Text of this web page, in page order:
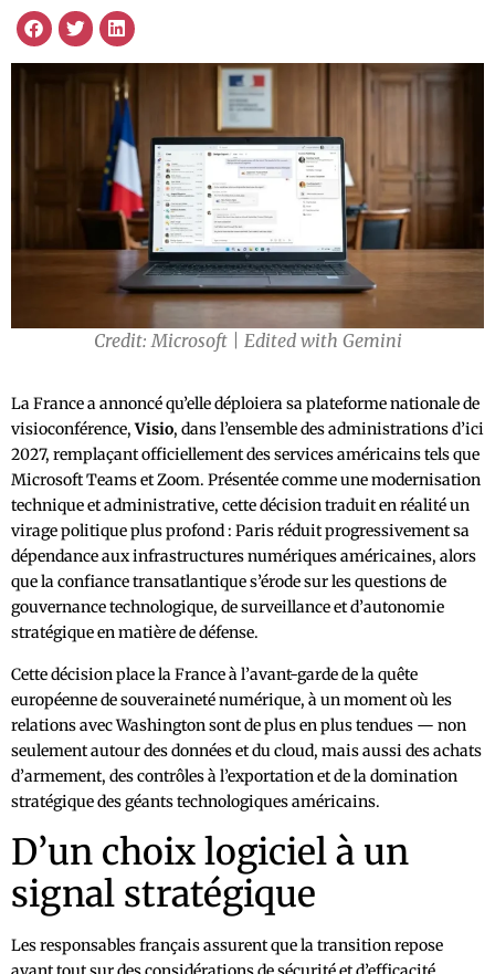
Credit: Microsoft | Edited with Gemini
La France a annoncé qu’elle déploiera sa plateforme nationale de
visioconférence,Visio, dans l’ensemble des administrations d’ici
2027, remplaçant officiellement des services américains tels que
Microsoft Teams et Zoom. Présentée comme une modernisation
technique et administrative, cette décision traduit en réalité un
virage politique plus profond : Paris réduit progressivement sa
dépendance aux infrastructures numériques américaines, alors
que la confiance transatlantique s’érode sur les questions de
gouvernance technologique, de surveillance et d’autonomie
stratégique en matière de défense.
Cette décision place la France à l’avant-garde de la quête
européenne de souveraineté numérique, à un moment où les
relations avec Washington sont de plus en plus tendues — non
seulement autour des données et du cloud, mais aussi des achats
d’armement, des contrôles à l’exportation et de la domination
stratégique des géants technologiques américains.
D’un choix logiciel à un
signal stratégique
Les responsables français assurent que la transition repose